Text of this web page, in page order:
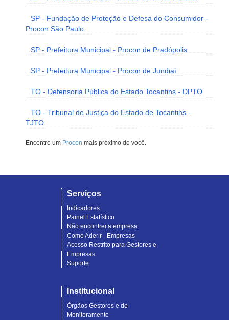
SP - Fundação de Proteção e Defesa do Consumidor -
Procon São Paulo
SP - Prefeitura Municipal - Procon de Pradópolis
SP - Prefeitura Municipal - Procon de Jundiaí
TO - Defensoria Pública do Estado Tocantins - DPTO
TO - Tribunal de Justiça do Estado de Tocantins -
TJTO
Encontre um Procon mais próximo de você.
Serviços
Indicadores
Painel Estatístico
Não encontrei a empresa
Como Aderir - Empresas
Acesso Restrito para Gestores e
Empresas
Suporte
Institucional
Órgãos Gestores e de
Monitoramento